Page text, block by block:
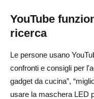
YouTube
ricerca
Le persone usano
confronti e consigli per
gadget da cucina”,
usare la maschera LED